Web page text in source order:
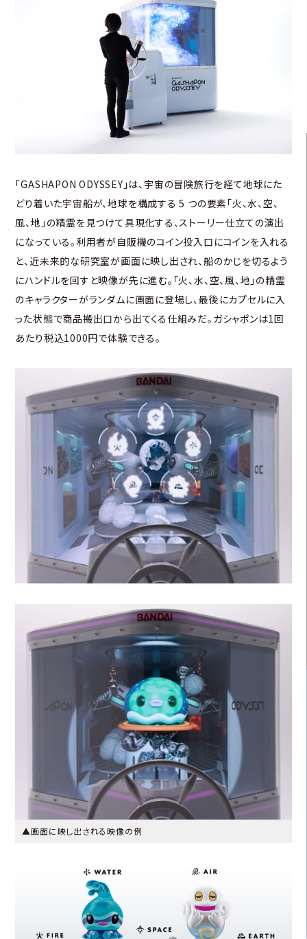
「GASHAPON ODYSSEY」は、宇宙の冒険旅行を経て地球にた
どり着いた宇宙船が、地球を構成する 5 つの要素「火、水、空、
風、地」の精霊を見つけて具現化する、ストーリー仕立ての演出
になっている。利用者が自販機のコイン投入口にコインを入れる
と、近未来的な研究室が画面に映し出され、船のかじを切るよう
にハンドルを回すと映像が先に進む。「火、水、空、風、地」の精霊
のキャラクターがランダムに画面に登場し、最後にカプセルに入
った状態で商品搬出口から出てくる仕組みだ。ガシャポンは1回
あたり税込1000円で体験できる。
▲画面に映し出される映像の例